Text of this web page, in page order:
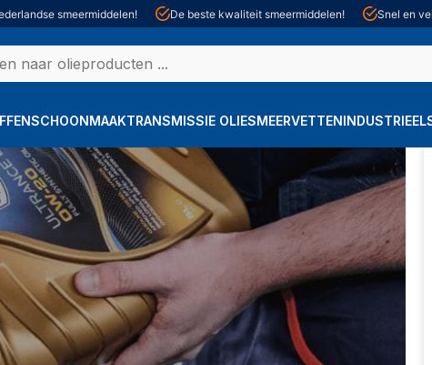
smeermiddelen! De beste kwaliteit smeermiddelen! Snel en
SCHOONMAAKTRANSMISSIE OLIESMEERVETTENINDUSTRIEEL